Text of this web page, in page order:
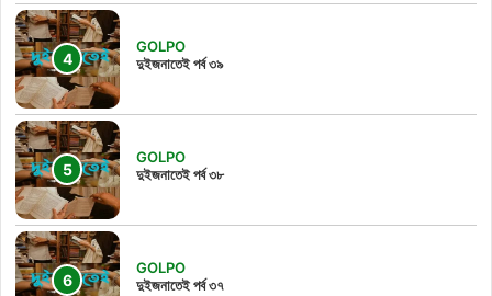
GOLPO
দুইজনাতেই পর্ব ৩৯
GOLPO
দুইজনাতেই পর্ব ৩৮
GOLPO
দুইজনাতেই পর্ব ৩৭